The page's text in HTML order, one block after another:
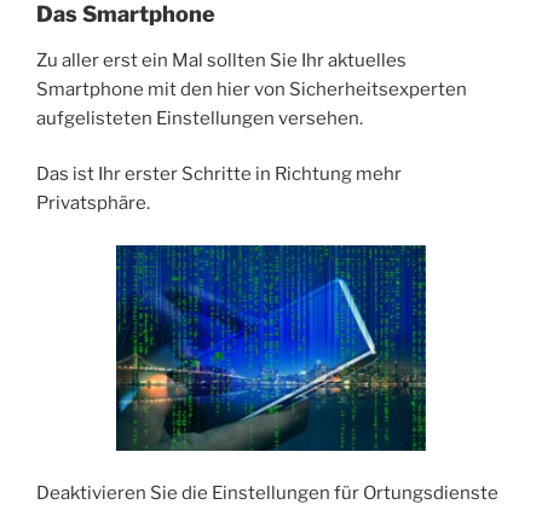
Das Smartphone
Zu aller erst ein Mal sollten Sie Ihr aktuelles
Smartphone mit den hier von Sicherheitsexperten
aufgelisteten Einstellungen versehen.
Das ist Ihr erster Schritte in Richtung mehr
Privatsphäre.
Deaktivieren Sie die Einstellungen für Ortungsdienste